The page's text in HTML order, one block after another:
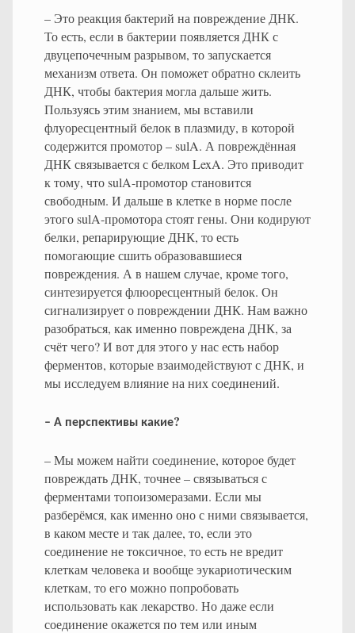
– Это реакция бактерий на повреждение ДНК.
То есть, если в бактерии появляется ДНК с
двуцепочечным разрывом, то запускается
механизм ответа. Он поможет обратно склеить
ДНК, чтобы бактерия могла дальше жить.
Пользуясь этим знанием, мы вставили
флуоресцентный белок в плазмиду, в которой
содержится промотор – sulA. А повреждённая
ДНК связывается с белком LexA. Это приводит
к тому, что sulA-промотор становится
свободным. И дальше в клетке в норме после
этого sulA-промотора стоят гены. Они кодируют
белки, репарирующие ДНК, то есть
помогающие сшить образовавшиеся
повреждения. А в нашем случае, кроме того,
синтезируется флюоресцентный белок. Он
сигнализирует о повреждении ДНК. Нам важно
разобраться, как именно повреждена ДНК, за
счёт чего? И вот для этого у нас есть набор
ферментов, которые взаимодействуют с ДНК, и
мы исследуем влияние на них соединений.
– А перспективы какие?
– Мы можем найти соединение, которое будет
повреждать ДНК, точнее – связываться с
ферментами топоизомеразами. Если мы
разберёмся, как именно оно с ними связывается,
в каком месте и так далее, то, если это
соединение не токсичное, то есть не вредит
клеткам человека и вообще эукариотическим
клеткам, то его можно попробовать
использовать как лекарство. Но даже если
соединение окажется по тем или иным